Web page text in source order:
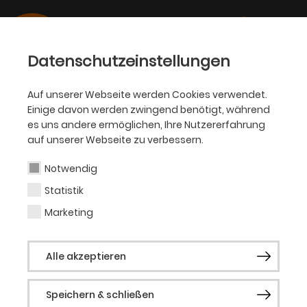
Datenschutzeinstellungen
Auf unserer Webseite werden Cookies verwendet.
Einige davon werden zwingend benötigt, während
es uns andere ermöglichen, Ihre Nutzererfahrung
auf unserer Webseite zu verbessern.
Notwendig
Statistik
Marketing
Alle akzeptieren
Speichern & schließen
SCHAUSPIEL
Beatrice Masala
Schauspiel
Beatrice Masala ist Schauspielerin,
Tänzerin, Sängerin, Theater- und
Tanzpädagogin sowie Model. Nach ihrem
Sportstudium an der Freien Universität